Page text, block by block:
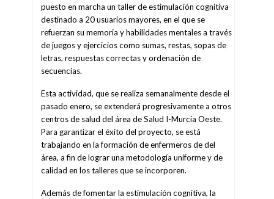
puesto en marcha un taller de estimulación cognitiva
destinado a 20 usuarios mayores, en el que se
refuerzan su memoria y habilidades mentales a través
de juegos y ejercicios como sumas, restas, sopas de
letras, respuestas correctas y ordenación de
secuencias.
Esta actividad, que se realiza semanalmente desde el
pasado enero, se extenderá progresivamente a otros
centros de salud del área de Salud I-Murcia Oeste.
Para garantizar el éxito del proyecto, se está
trabajando en la formación de enfermeros de del
área, a fin de lograr una metodología uniforme y de
calidad en los talleres que se incorporen.
Además de fomentar la estimulación cognitiva, la